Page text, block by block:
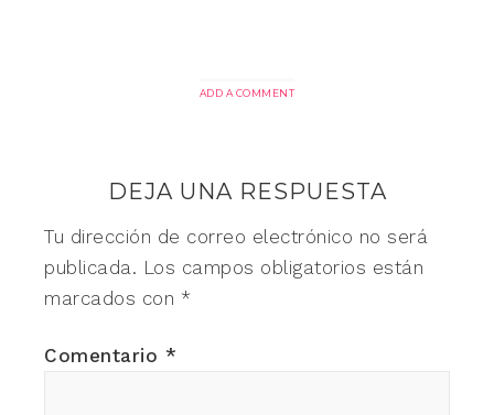
ADD A COMMENT
DEJA UNA RESPUESTA
Tu dirección de correo electrónico no será
publicada. Los campos obligatorios están
marcados con *
Comentario *